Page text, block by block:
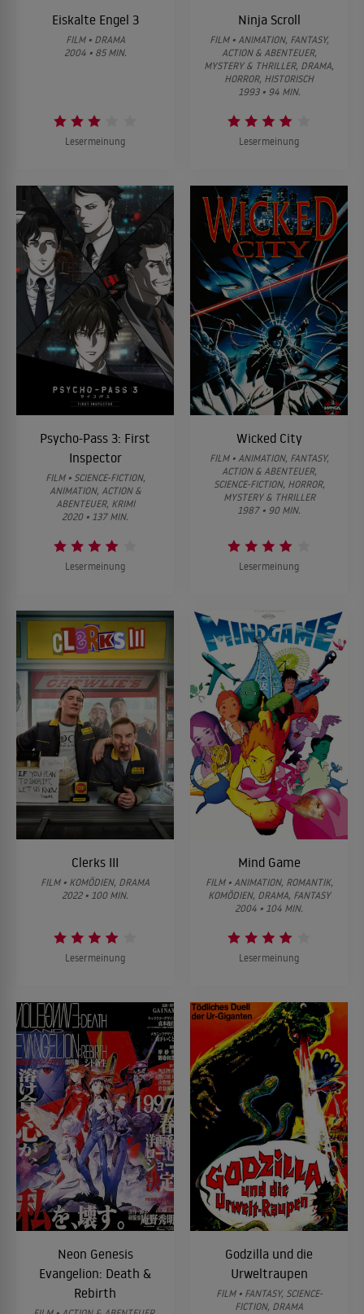
Eiskalte Engel 3
FILM • DRAMA
2004 • 85 MIN.
Lesermeinung
Ninja Scroll
FILM • ANIMATION, FANTASY,
ACTION & ABENTEUER,
MYSTERY & THRILLER, DRAMA,
HORROR, HISTORISCH
1993 • 94 MIN.
Lesermeinung
Psycho-Pass 3: First
Inspector
FILM • SCIENCE-FICTION,
ANIMATION, ACTION &
ABENTEUER, KRIMI
2020 • 137 MIN.
Lesermeinung
Wicked City
FILM • ANIMATION, FANTASY,
ACTION & ABENTEUER,
SCIENCE-FICTION, HORROR,
MYSTERY & THRILLER
1987 • 90 MIN.
Lesermeinung
Clerks III
FILM • KOMÖDIEN, DRAMA
2022 • 100 MIN.
Lesermeinung
Mind Game
FILM • ANIMATION, ROMANTIK,
KOMÖDIEN, DRAMA, FANTASY
2004 • 104 MIN.
Lesermeinung
Neon Genesis
Evangelion: Death &
Rebirth
Godzilla und die
Urweltraupen
FILM • FANTASY, SCIENCE-
FICTION, DRAMA